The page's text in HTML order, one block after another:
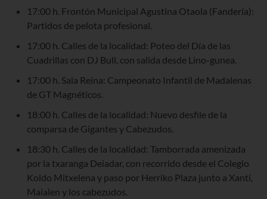
17:00 h. Frontón Municipal Agustina Otaola (Fandería):
Partidos de pelota profesional.
17:00 h. Calles de la localidad: Poteo del Día de las
Cuadrillas con DJ Bull, con salida desde Lino-gunea.
17:00 h. Sala Reina: Campeonato Infantil de Madalenas
de GT Magnéticos.
18:00 h. Calles de la localidad: Nuevo desfile de la
comparsa de Gigantes y Cabezudos.
18:30 h. Calles de la localidad: Tamborrada amenizada
por la txaranga Deiadar, con recorrido desde el Colegio
Koldo Mitxelena y paso por Herriko Plaza junto a Xanti,
Maialen y los cabezudos.